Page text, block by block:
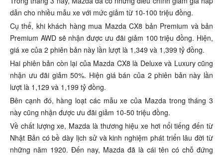
dẫn cho nhiều mẫu xe với mức giảm từ 10-100 triệu đồng.
Cụ thể, khi khách hàng mua Mazda CX8 bản Premium và bản
Premium AWD sẽ nhận được ưu đãi giảm 100 triệu đồng. Hiện,
giá xe của 2 phiên bản này lần lượt là 1,349 và 1,399 tỷ đồng.
Hai phiên bản còn lại của Mazda CX8 là Deluxe và Luxury cũng
nhận ưu đãi giảm 50%. Hiện giá bán của 2 phiên bản này lần
lượt là 1,129 và 1,199 tỷ đồng.
Bên cạnh đó, hàng loạt các mẫu xe của Mazda trong tháng 3
này cũng nhận được ưu đãi giảm 10-50 triệu đồng.
Về chất lượng xe, Mazda là thương hiệu xe hơi nổi tiếng đến từ
Nhật Bản có bề dày lịch sử và kinh nghiệm phát triển lâu đời từ
những năm 1920. Đến nay, Mazda đã là cái tên có chỗ đứng